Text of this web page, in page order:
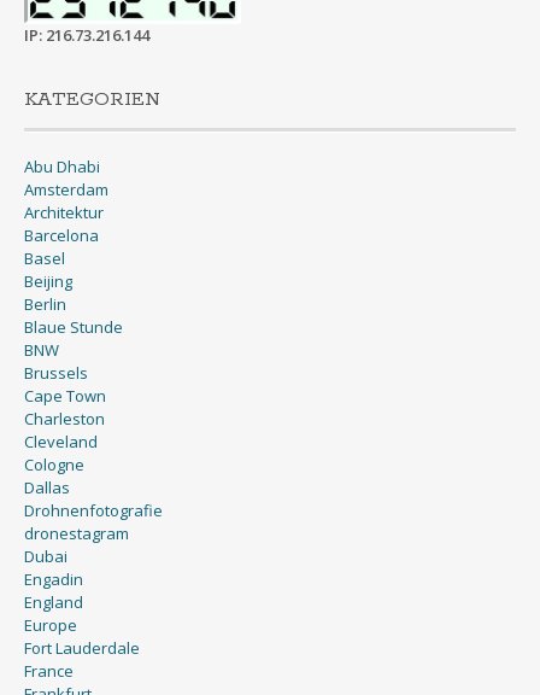
IP: 216.73.216.144
KATEGORIEN
Abu Dhabi
Amsterdam
Architektur
Barcelona
Basel
Beijing
Berlin
Blaue Stunde
BNW
Brussels
Cape Town
Charleston
Cleveland
Cologne
Dallas
Drohnenfotografie
dronestagram
Dubai
Engadin
England
Europe
Fort Lauderdale
France